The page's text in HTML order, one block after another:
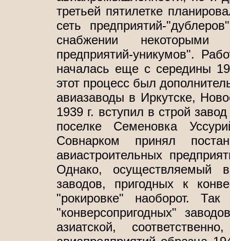
третьей пятилетке
сеть предприятий-
снабжении
предприятий-уникумов".
началась еще с середины
этот процесс был
авиазаводы в Иркутске,
1939 г. вступил в строй
поселке Семеновка
Совнарком принял
авиастроительных
Однако, осуществляемый
заводов, пригодных к
"рокировке" наоборот.
"конверсопригодных"
азиатской,